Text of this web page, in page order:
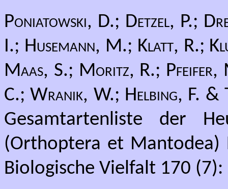
Poniatowski, D.; Detzel, P.;
I.; Husemann, M.; Klatt, R.;
Maas, S.; Moritz, R.;
C.; Wranik, W.; Helbing, F. &
Gesamtartenliste der
(Orthoptera et Mantodea)
Biologische Vielfalt 170 (7):